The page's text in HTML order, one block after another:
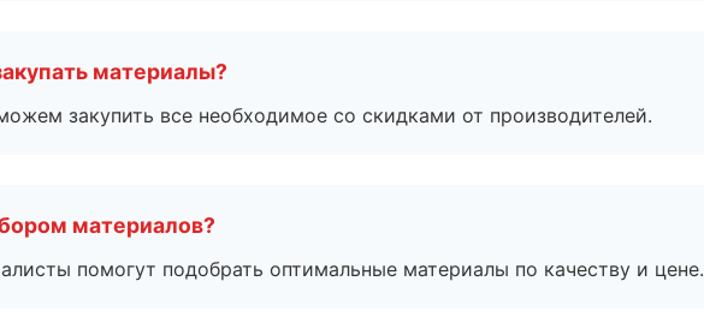
материалы?
закупить все необходимое со скидками от производителей.
материалов?
помогут подобрать оптимальные материалы по качеству и цене.